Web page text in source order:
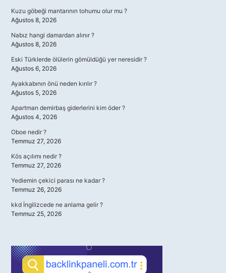
Kuzu göbeği mantarının tohumu olur mu ?
Ağustos 8, 2026
Nabız hangi damardan alınır ?
Ağustos 8, 2026
Eski Türklerde ölülerin gömüldüğü yer neresidir ?
Ağustos 6, 2026
Ayakkabının önü neden kırılır ?
Ağustos 5, 2026
Apartman demirbaş giderlerini kim öder ?
Ağustos 4, 2026
Oboe nedir ?
Temmuz 27, 2026
Kös açılımı nedir ?
Temmuz 27, 2026
Yediemin çekici parası ne kadar ?
Temmuz 26, 2026
kkd İngilizcede ne anlama gelir ?
Temmuz 25, 2026